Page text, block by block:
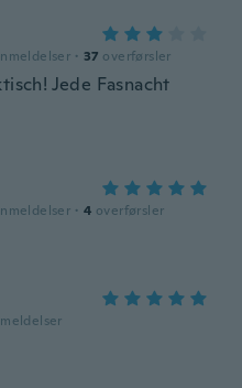
· 37 overførsler
Jede Fasnacht
· 4 overførsler